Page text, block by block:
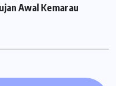
Awal Kemarau